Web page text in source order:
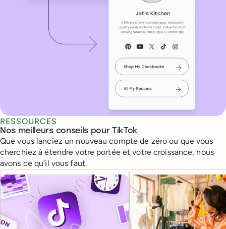
RESSOURCES
Nos meilleurs conseils pour TikTok
Que vous lanciez un nouveau compte de zéro ou que vous
cherchiez à étendre votre portée et votre croissance, nous
avons ce qu’il vous faut.